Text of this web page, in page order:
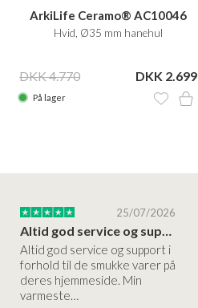
ArkiLife Ceramo® AC10046
Hvid, Ø35 mm hanehul
DKK 4.770 DKK 2.699
På lager
25/07/2026
Altid god service og support i
forhold til de smukke varer på
deres hjemmeside. Min
varmeste…